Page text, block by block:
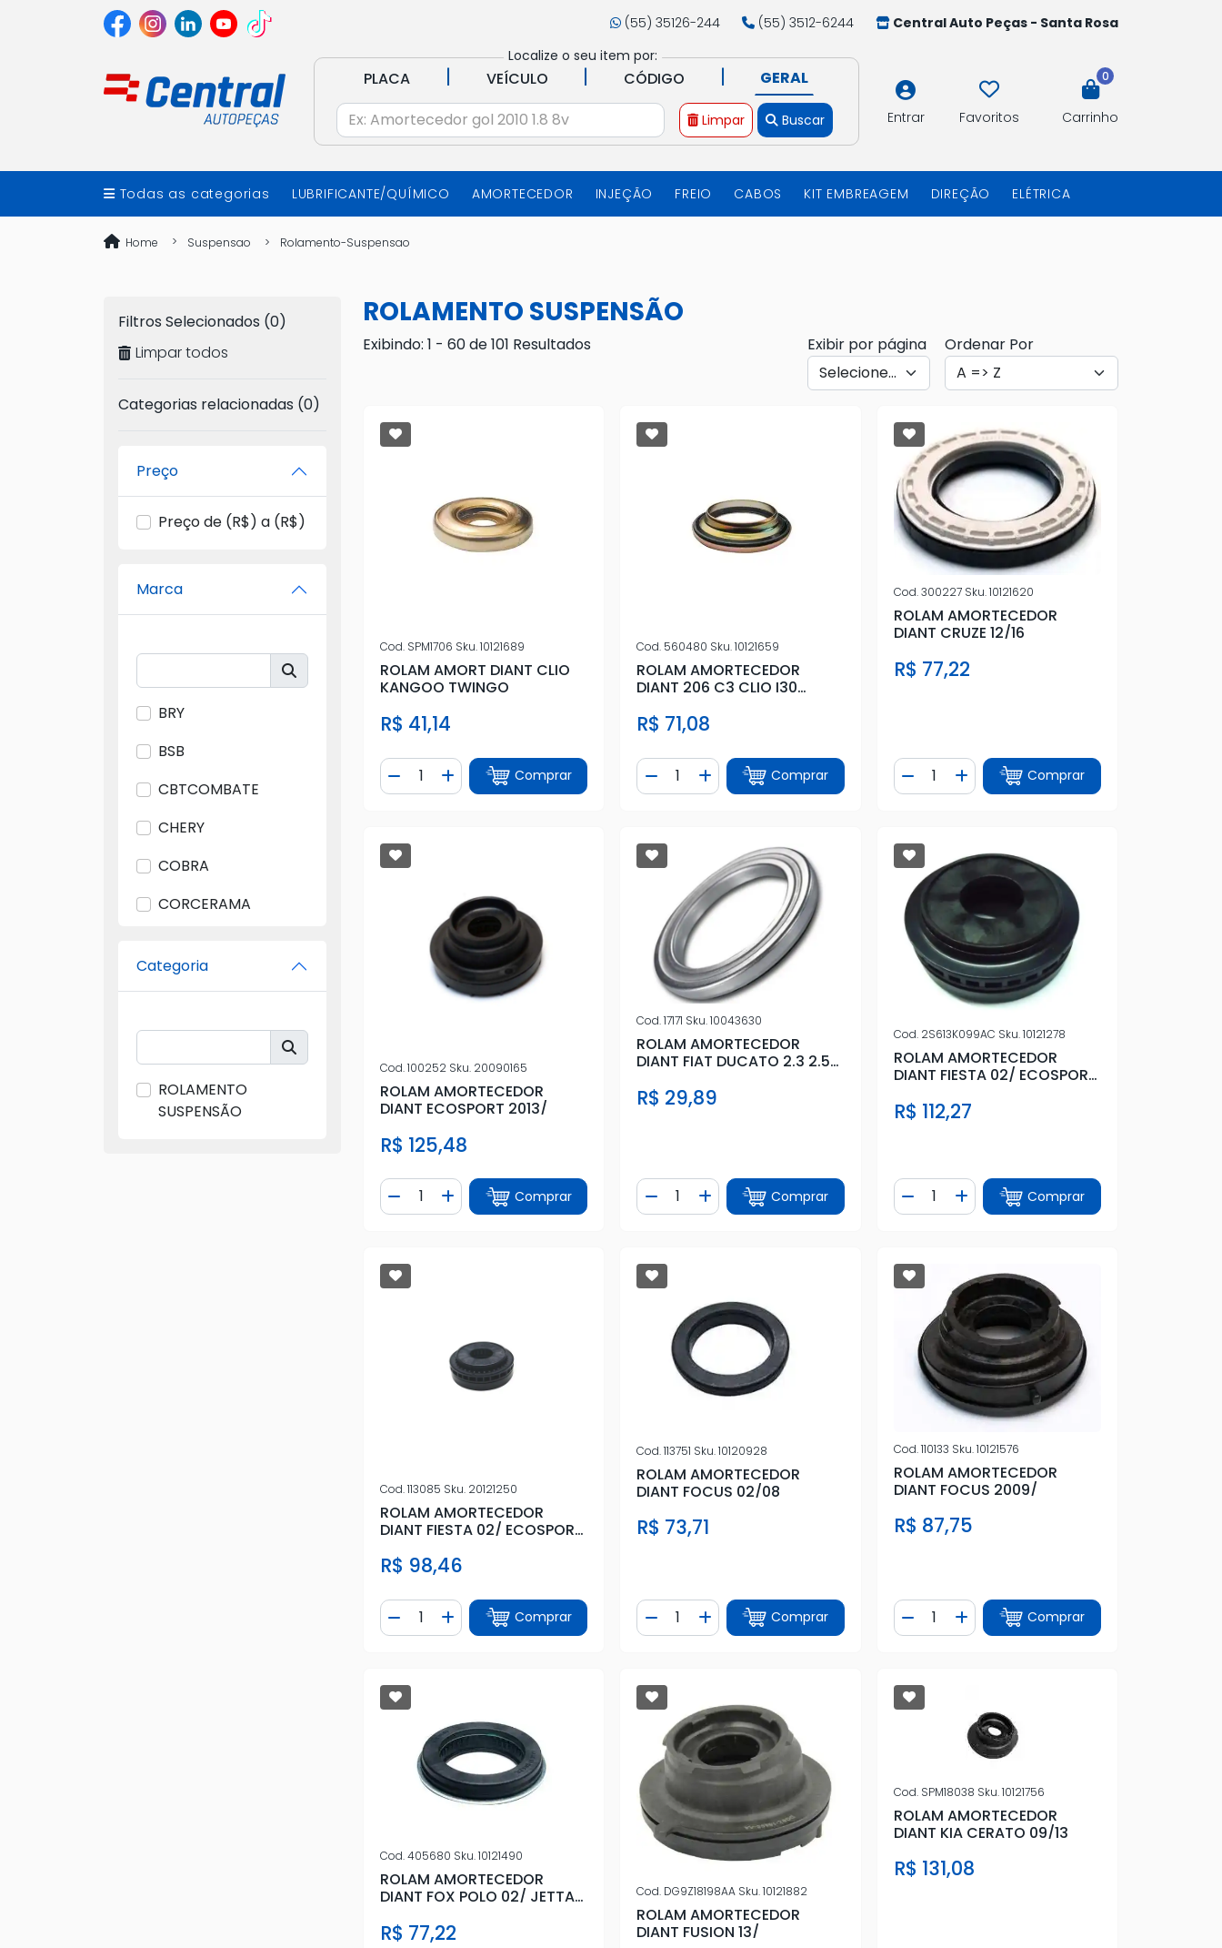
(55) 35126-244 (55) 3512-6244
Central Auto Peças - Santa Rosa
Localize o seu item por:
PLACA | VEÍCULO | CÓDIGO | GERAL
Limpar Buscar Entrar Favoritos
0
Carrinho
Todas as categorias LUBRIFICANTE/QUÍMICO AMORTECEDOR INJEÇÃO FREIO CABOS KIT EMBREAGEM DIREÇÃO ELÉTRICA
Home Suspensao Rolamento-Suspensao
Filtros Selecionados (0)
Limpar todos
Categorias relacionadas (0)
Preço
Preço de (R$) a (R$)
Marca
BRY
BSB
CBTCOMBATE
CHERY
COBRA
CORCERAMA
DODGE
FIAT
Categoria
ROLAMENTO
SUSPENSÃO
ROLAMENTO SUSPENSÃO
Exibindo: 1 - 60 de 101 Resultados Exibir por página Ordenar Por
Cod. SPM1706 Sku.10121689
ROLAM AMORT DIANT CLIO
KANGOO TWINGO
R$ 41,14
Diminuir Quantidade
Quantidade
Adicionar Quantidade
Comprar
Cod. 560480 Sku.10121659
ROLAM AMORTECEDOR
DIANT 206 C3 CLIO I30
R$ 71,08
Diminuir Quantidade
Quantidade
Adicionar Quantidade
Comprar
Cod.300227 Sku.10121620
ROLAM AMORTECEDOR
DIANT CRUZE 12/16
R$ 77,22
Diminuir Quantidade
Quantidade
Adicionar Quantidade
Comprar
Cod.100252 Sku. 20090165
ROLAM AMORTECEDOR
DIANT ECOSPORT 2013/
R$ 125,48
Diminuir Quantidade
Quantidade
Adicionar Quantidade
Comprar
Cod.17171 Sku.10043630
ROLAM AMORTECEDOR
DIANT FIAT DUCATO 2.3 2.5
R$ 29,89
Diminuir Quantidade
Quantidade
Adicionar Quantidade
Comprar
Cod.2S613K099AC Sku.10121278
ROLAM AMORTECEDOR
DIANT FIESTA 02/ ECOSPORT
R$ 112,27
Diminuir Quantidade
Quantidade
Adicionar Quantidade
Comprar
Cod.113085 Sku. 20121250
ROLAM AMORTECEDOR
DIANT FIESTA 02/ ECOSPORT
R$ 98,46
Diminuir Quantidade
Quantidade
Adicionar Quantidade
Comprar
Cod.113751 Sku.10120928
ROLAM AMORTECEDOR
DIANT FOCUS 02/08
R$ 73,71
Diminuir Quantidade
Quantidade
Adicionar Quantidade
Comprar
Cod.110133 Sku.10121576
ROLAM AMORTECEDOR
DIANT FOCUS 2009/
R$ 87,75
Diminuir Quantidade
Quantidade
Adicionar Quantidade
Comprar
Cod.405680 Sku.10121490
ROLAM AMORTECEDOR
DIANT FOX POLO 02/ JETTA
R$ 77,22
Cod. DG9Z18198AA Sku.10121882
ROLAM AMORTECEDOR
DIANT FUSION 13/
Cod.SPM18038 Sku.10121756
ROLAM AMORTECEDOR
DIANT KIA CERATO 09/13
R$ 131,08